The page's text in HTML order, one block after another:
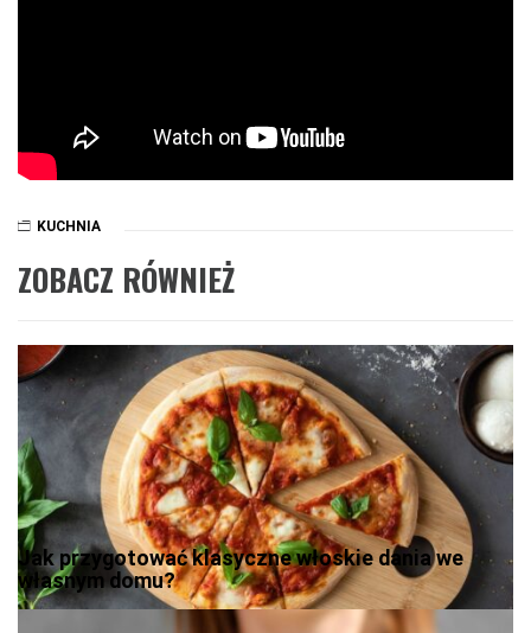
KUCHNIA
ZOBACZ RÓWNIEŻ
Jak przygotować klasyczne włoskie dania we
własnym domu?